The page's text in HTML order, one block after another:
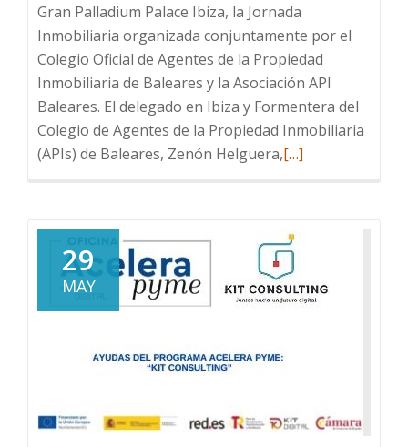
Gran Palladium Palace Ibiza, la Jornada
Inmobiliaria organizada conjuntamente por el
Colegio Oficial de Agentes de la Propiedad
Inmobiliaria de Baleares y la Asociación API
Baleares. El delegado en Ibiza y Formentera del
Colegio de Agentes de la Propiedad Inmobiliaria
(APIs) de Baleares, Zenón Helguera,Leer
Jornada
Inmobiliaria
de
en
isla
a
[…]
29
MAY